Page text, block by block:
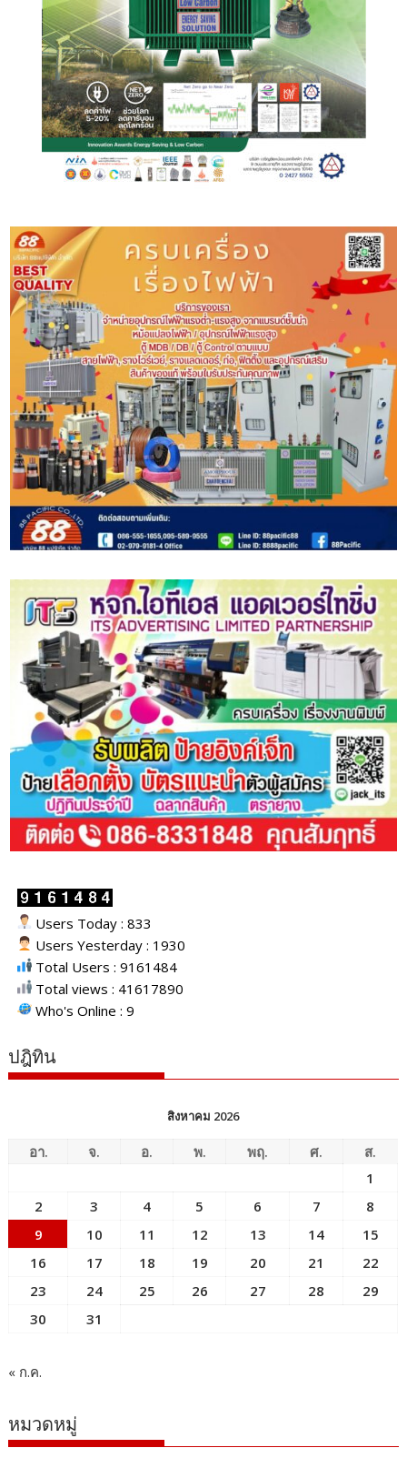
Users Today : 833
Users Yesterday : 1930
Total Users : 9161484
Total views : 41617890
Who's Online : 9
ปฎิทิน
สิงหาคม 2026
อา. จ. อ. พ. พฤ. ศ.
ส.
1
2
3 4 5 6 7
8
9
10 11 12 13 14
15
16
17 18 19 20 21
22
23
24 25 26 27 28
29
30
31
« ก.ค.
หมวดหมู่